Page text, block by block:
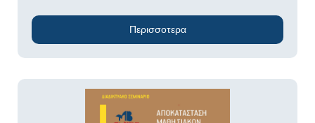
Περισσοτερα